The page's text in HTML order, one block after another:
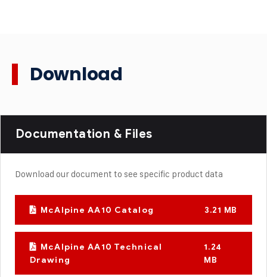
Download
Documentation & Files
Download our document to see specific product data
McAlpine AA10 Catalog 3.21 MB
McAlpine AA10 Technical
Drawing
1.24
MB